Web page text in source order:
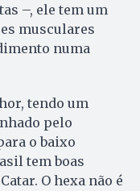
–, ele tem um
musculares
numa
tendo um
pelo
o baixo
tem boas
O hexa não é